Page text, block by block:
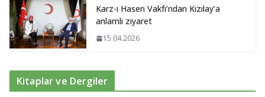
Karz-ı Hasen Vakfı’ndan Kızılay’a
anlamlı ziyaret
15.04.2026
Kitaplar ve Dergiler